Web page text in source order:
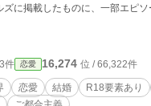
に掲載したものに、一部エピソ
件 恋愛 16,274 位 / 66,322件
恋愛 結婚 R18要素あり